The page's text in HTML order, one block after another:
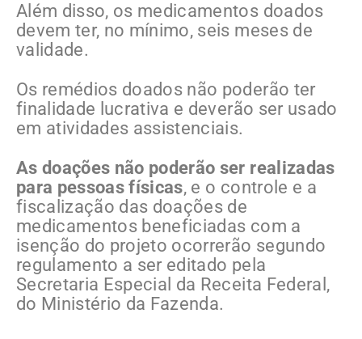
Além disso, os medicamentos doados
devem ter, no mínimo, seis meses de
validade.
Os remédios doados não poderão ter
finalidade lucrativa e deverão ser usado
em atividades assistenciais.
As doações não poderão ser realizadas
para pessoas físicas, e o controle e a
fiscalização das doações de
medicamentos beneficiadas com a
isenção do projeto ocorrerão segundo
regulamento a ser editado pela
Secretaria Especial da Receita Federal,
do Ministério da Fazenda.